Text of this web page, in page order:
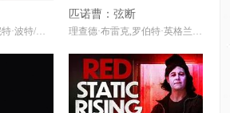
马克·奥布莱恩/珍妮特·波特/亚当·切赫曼
匹诺曹：弦断
理查德·布雷克,罗伯特·英格兰德,AdrianBurton,彼得·德索萨-费奥尼,夏洛特·杰克逊·科尔曼,凯莉·里安·桑松,KarolinaUgrenyuk,艾玛·泰特,亚历山大·巴特勒,CameronBell,AmandaJaneYork,BevanThomas,JessicaBalmer,BelindaFenty,WesleyLloyd,JayRobertson,DexterRodger,RobinBurns,HollyRobertson,AndrewRolfe